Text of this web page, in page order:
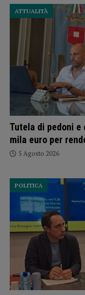
Tutela di pedoni
mila euro per
ATTUALITÀ
5 Agosto 2026
POLITICA